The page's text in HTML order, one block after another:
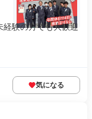
験の方でも大歓迎
気になる